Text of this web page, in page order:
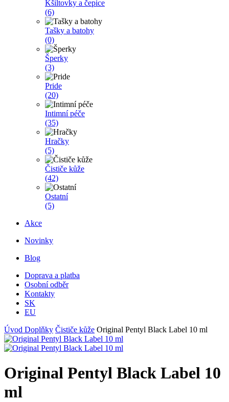
Kšiltovky a čepice
(6)
Tašky a batohy
(0)
Šperky
(3)
Pride
(20)
Intimní péče
(35)
Hračky
(5)
Čističe kůže
(42)
Ostatní
(5)
Akce
Novinky
Blog
Doprava a platba
Osobní odběr
Kontakty
SK
EU
Úvod Doplňky Čističe kůže Original Pentyl Black Label 10 ml
Original Pentyl Black Label 10
ml